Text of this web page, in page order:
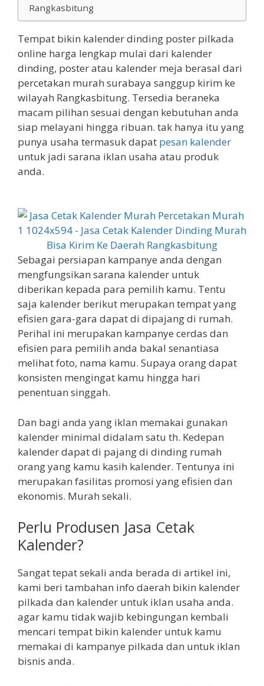
Rangkasbitung
Tempat bikin kalender dinding poster pilkada
online harga lengkap mulai dari kalender
dinding, poster atau kalender meja berasal dari
percetakan murah surabaya sanggup kirim ke
wilayah Rangkasbitung. Tersedia beraneka
macam pilihan sesuai dengan kebutuhan anda
siap melayani hingga ribuan. tak hanya itu yang
punya usaha termasuk dapat pesan kalender
untuk jadi sarana iklan usaha atau produk
anda.
Sebagai persiapan kampanye anda dengan
mengfungsikan sarana kalender untuk
diberikan kepada para pemilih kamu. Tentu
saja kalender berikut merupakan tempat yang
efisien gara-gara dapat di dipajang di rumah.
Perihal ini merupakan kampanye cerdas dan
efisien para pemilih anda bakal senantiasa
melihat foto, nama kamu. Supaya orang dapat
konsisten mengingat kamu hingga hari
penentuan singgah.
Dan bagi anda yang iklan memakai gunakan
kalender minimal didalam satu th. Kedepan
kalender dapat di pajang di dinding rumah
orang yang kamu kasih kalender. Tentunya ini
merupakan fasilitas promosi yang efisien dan
ekonomis. Murah sekali.
Perlu Produsen Jasa Cetak
Kalender?
Sangat tepat sekali anda berada di artikel ini,
kami beri tambahan info daerah bikin kalender
pilkada dan kalender untuk iklan usaha anda.
agar kamu tidak wajib kebingungan kembali
mencari tempat bikin kalender untuk kamu
memakai di kampanye pilkada dan untuk iklan
bisnis anda.